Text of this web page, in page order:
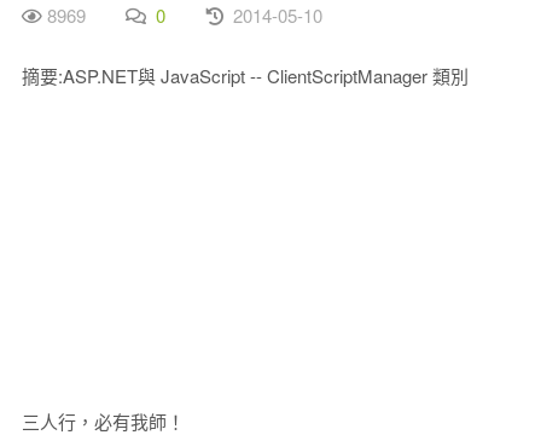
8969 0 2014-05-10
摘要:ASP.NET與 JavaScript -- ClientScriptManager 類別
三人行，必有我師！